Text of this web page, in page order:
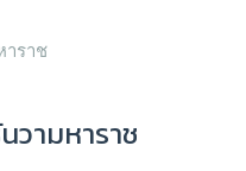
ราช
ามหาราช